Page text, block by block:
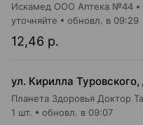
Искамед ООО Аптека №44
12,46 р.
уточняйте обновл. в 09:29
1 шт. обновл. в 09:07